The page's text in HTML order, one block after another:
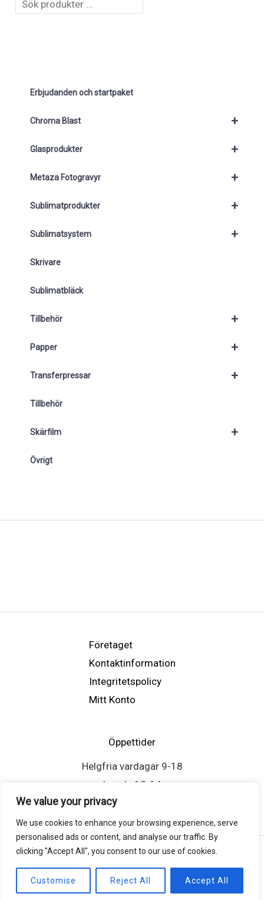
We value your privacy
We use cookies to enhance your browsing experience, serve
personalised ads or content, and analyse our traffic. By
clicking "Accept All", you consent to our use of cookies.
Customise Reject All Accept All
Erbjudanden och startpaket
+
Chroma Blast
+
Glasprodukter
+
Metaza Fotogravyr
+
Sublimatprodukter
+
Sublimatsystem
Skrivare
Sublimatbläck
+
Tillbehör
+
Papper
+
Transferpressar
Tillbehör
+
Skärfilm
Övrigt
Företaget
Kontaktinformation
Integritetspolicy
Mitt Konto
Öppettider
Helgfria vardagar 9-18
Lunch: 13-14
Copyright © 2026 Atlasscreen.se